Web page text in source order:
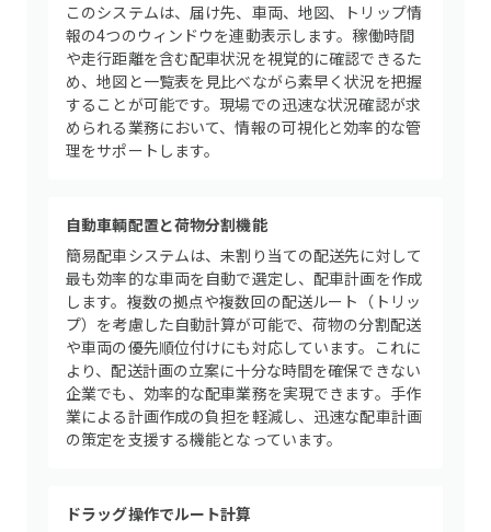
このシステムは、届け先、車両、地図、トリップ情
報の4つのウィンドウを連動表示します。稼働時間
や走行距離を含む配車状況を視覚的に確認できるた
め、地図と一覧表を見比べながら素早く状況を把握
することが可能です。現場での迅速な状況確認が求
められる業務において、情報の可視化と効率的な管
理をサポートします。
自動車輌配置と荷物分割機能
簡易配車システムは、未割り当ての配送先に対して
最も効率的な車両を自動で選定し、配車計画を作成
します。複数の拠点や複数回の配送ルート（トリッ
プ）を考慮した自動計算が可能で、荷物の分割配送
や車両の優先順位付けにも対応しています。これに
より、配送計画の立案に十分な時間を確保できない
企業でも、効率的な配車業務を実現できます。手作
業による計画作成の負担を軽減し、迅速な配車計画
の策定を支援する機能となっています。
ドラッグ操作でルート計算